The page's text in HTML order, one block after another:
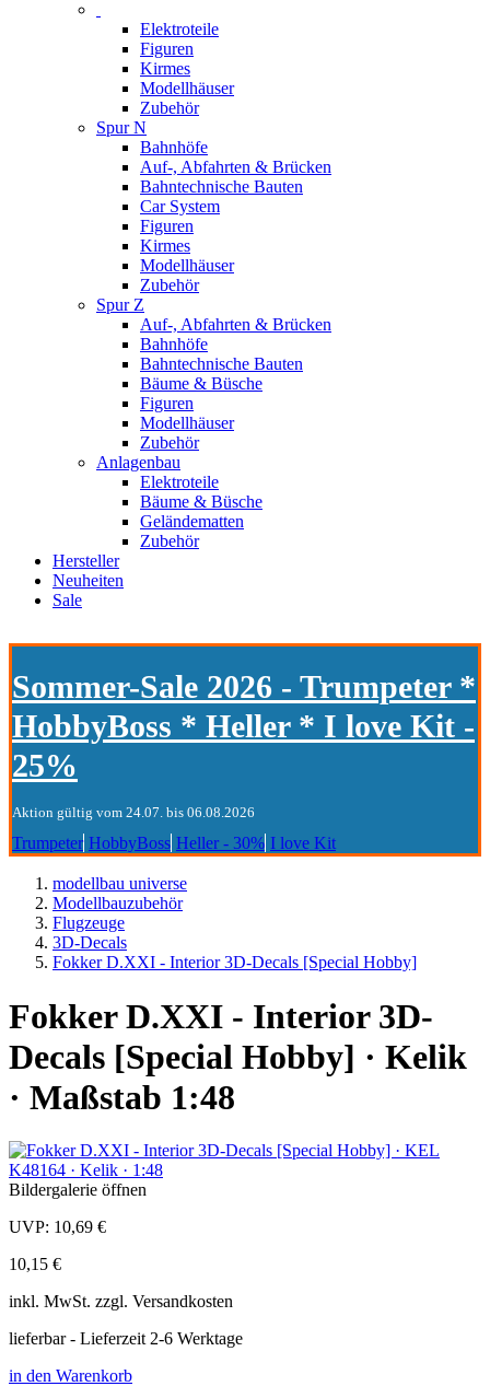
Elektroteile
Figuren
Kirmes
Modellhäuser
Zubehör
Spur N
Bahnhöfe
Auf-, Abfahrten & Brücken
Bahntechnische Bauten
Car System
Figuren
Kirmes
Modellhäuser
Zubehör
Spur Z
Auf-, Abfahrten & Brücken
Bahnhöfe
Bahntechnische Bauten
Bäume & Büsche
Figuren
Modellhäuser
Zubehör
Anlagenbau
Elektroteile
Bäume & Büsche
Geländematten
Zubehör
Hersteller
Neuheiten
Sale
Sommer-Sale 2026 - Trumpeter *
HobbyBoss * Heller * I love Kit -
25%
Aktion gültig vom 24.07. bis 06.08.2026
Trumpeter HobbyBoss Heller - 30% I love Kit
modellbau universe
Modellbauzubehör
Flugzeuge
3D-Decals
Fokker D.XXI - Interior 3D-Decals [Special Hobby]
Fokker D.XXI - Interior 3D-
Decals [Special Hobby] · Kelik
· Maßstab 1:48
Bildergalerie öffnen
UVP: 10,69 €
10,15 €
inkl. MwSt. zzgl. Versandkosten
lieferbar - Lieferzeit 2-6 Werktage
in den Warenkorb